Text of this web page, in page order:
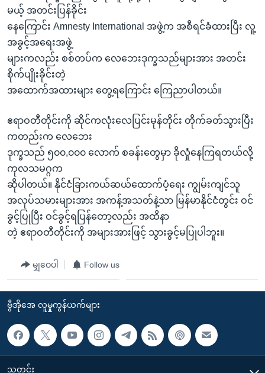
သို့မယ့် အတင်းပြန်ခိုင်း
နေကြောင်း Amnesty International အဖွဲ့က အစီရင်ခံထားပြီး လူ့
အခွင့်အရေးအဖွဲ့
များကလည်း စစ်တပ်က လေဘေးဒုက္ခသည်များအား အတင်း
စိုက်ပျိုးခိုင်းတဲ့
အထောက်အထားများ တွေ့ရကြောင်း ကြေညာပါတယ်။
ဧရာဝတီတိုင်းကို ဆိုင်ကလုံးလေပြင်းမုန်တိုင်း တိုက်ခတ်သွားပြီး
ကတည်းက လေဘေး
ဒုက္ခသည် ၅၀၀,၀၀၀ လောက် စခန်းတွေမှာ ခိုလှုံနေကြရတယ်လို့
ကုလသမဂ္ဂက
ဆိုပါတယ်။ နိုင်ငံခြားကယ်ဆယ်ထောက်ပံ့ရေး ကျွမ်းကျင်သူ
အလုပ်သမားများအား အကန့်အသတ်နဲ့သာ မြန်မာနိုင်ငံတွင်း ဝင်
ခွင့်ပြုပြီး ဝင်ခွင့်ရပြန်တော့လည်း အထိနာ
တဲ့ ဧရာဝတီတိုင်းကို အများအားဖြင့် သွားခွင့်မပြုပါဘူး။
မျှဝေပါ Follow us
ဗွီအိုအေ လူမှုကွန်ယက်များ
သတင်း